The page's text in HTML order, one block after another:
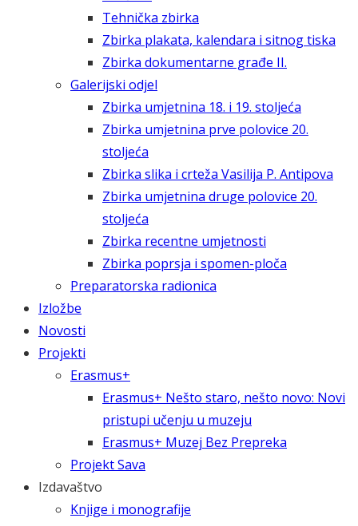
Tehnička zbirka
Zbirka plakata, kalendara i sitnog tiska
Zbirka dokumentarne građe II.
Galerijski odjel
Zbirka umjetnina 18. i 19. stoljeća
Zbirka umjetnina prve polovice 20.
stoljeća
Zbirka slika i crteža Vasilija P. Antipova
Zbirka umjetnina druge polovice 20.
stoljeća
Zbirka recentne umjetnosti
Zbirka poprsja i spomen-ploča
Preparatorska radionica
Izložbe
Novosti
Projekti
Erasmus+
Erasmus+ Nešto staro, nešto novo: Novi
pristupi učenju u muzeju
Erasmus+ Muzej Bez Prepreka
Projekt Sava
Izdavaštvo
Knjige i monografije